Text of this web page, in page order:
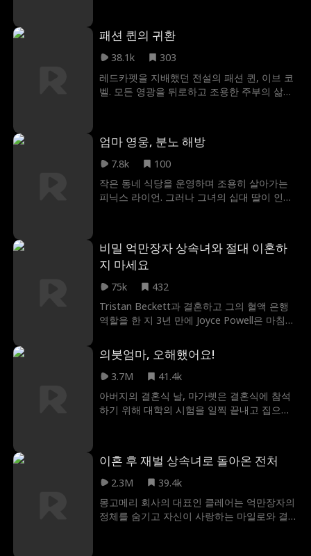
아이비를 목소리 대역으로 삼는다. 하지만 아
이비가 남자친구와 절친의 바람을 목격하며
는 어릴 적 친구인 스타 쿼터백 블레이크에게
도움을 청하는데. 과연 아이비는 스포트라이트
패션 퀸의 귀환
38.1k
303
레드카펫을 지배했던 전설의 패션 퀸, 이브 코
벨. 모든 영광을 뒤로하고 조용한 주부의 삶을
한복판에 서게 된다.
엄마 영웅, 분노 해방
7.8k
100
작은 동네 식당을 운영하며 조용히 살아가는
피닉스 라이언. 그러나 그녀의 십대 딸이 인신
이었던 본래 모습으로 되돌아이어 딸을 구하
고 납치범 조직인 나바로 카르텔을 일망타진
했다.
비밀 억만장자 상속녀와 절대 이혼하
지 마세요
75k
432
Tristan Beckett과 결혼하고 그의 혈액 은행
역할을 한 지 3년 만에 Joyce Powell은 마침내
돈 때문에 그와 결혼한 헛된 소녀라고 생각했
습니다. 그는 그녀가 비밀 억만장자 상속녀라
는 사실을 거의 알지 못했습니다! 트리스탄은
조이스의 마음을 되찾을 수 있을까요? 아니면
그녀는 훨씬 더 어린 큐티 파이 윌리엄 포프에
게 반하게 될까요?
의붓엄마, 오해했어요!
3.7M
41.4k
아버지의 결혼식 날, 마가렛은 결혼식에 참석
하기 위해 대학의 시험을 일찍 끝내고 집으로
한다. 마가렛은 늦기 전에 명예를 회복하고 클
로이의 진짜 얼굴을 드러내게 만들 수 있을까?
이혼 후 재벌 상속녀로 돌아온 전처
2.3M
39.4k
몽고메리 회사의 대표인 클레어는 억만장자의
정체를 숨기고 자신이 사랑하는 마일로와 결